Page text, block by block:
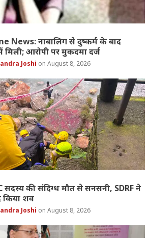
News: नाबालिग से दुष्कर्म के बाद
मिली; आरोपी पर मुकदमा दर्ज
Joshi August 8, 2026
की संदिग्ध मौत से सनसनी, SDRF ने
किया शव
Joshi August 8, 2026